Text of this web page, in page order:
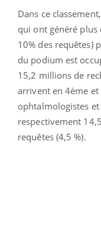
Dans ce
qui ont généré
10% des requêtes)
du podium est
15,2 millions de
arrivent en 4ème
ophtalmologistes
respectivement
requêtes (4,5 %).